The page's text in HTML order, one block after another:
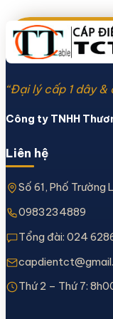
“Đại lý cấp 1 dây
Công ty TNHH
Liên hệ
Số 61, Phố Trường
0983234889
Tổng đài: 024
Thứ 2 – Thứ 7: